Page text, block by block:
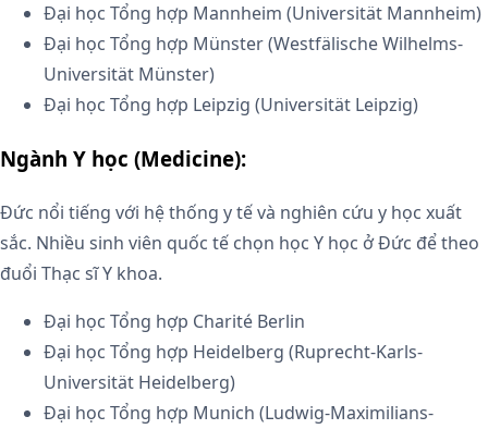
Đại học Tổng hợp Mannheim (Universität Mannheim)
Đại học Tổng hợp Münster (Westfälische Wilhelms-
Universität Münster)
Đại học Tổng hợp Leipzig (Universität Leipzig)
Ngành Y học (Medicine):
Đức nổi tiếng với hệ thống y tế và nghiên cứu y học xuất
sắc. Nhiều sinh viên quốc tế chọn học Y học ở Đức để theo
đuổi Thạc sĩ Y khoa.
Đại học Tổng hợp Charité Berlin
Đại học Tổng hợp Heidelberg (Ruprecht-Karls-
Universität Heidelberg)
Đại học Tổng hợp Munich (Ludwig-Maximilians-